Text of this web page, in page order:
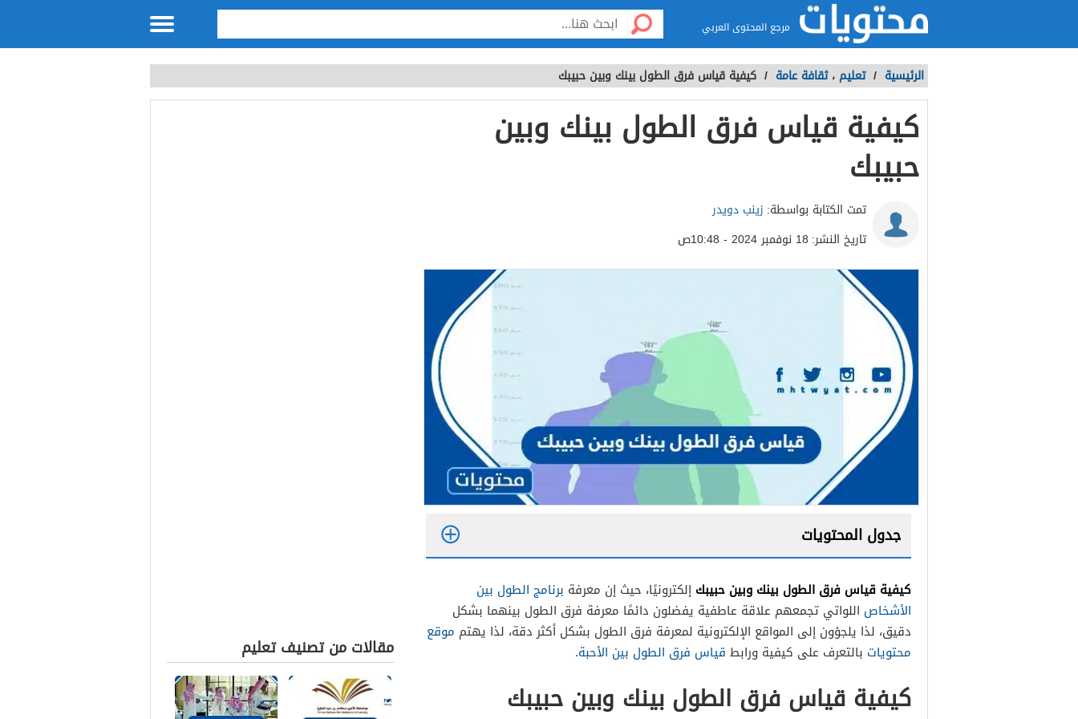
مرجع المحتوى العربي
الرئيسية / تعليم ، ثقافة عامة / كيفية قياس فرق الطول بينك وبين حبيبك
كيفية قياس فرق الطول بينك وبين
حبيبك
تمت الكتابة بواسطة: زينب دويدر
تاريخ النشر: 18 نوفمبر 2024 - 10:48ص
جدول المحتويات
كيفية قياس فرق الطول بينك وبين حبيبك إلكترونيًا، حيث إن معرفة برنامج الطول بين
الأشخاص اللواتي تجمعهم علاقة عاطفية يفضلون دائمًا معرفة فرق الطول بينهما بشكل
دقيق، لذا يلجؤون إلى المواقع الإلكترونية لمعرفة فرق الطول بشكل أكثر دقة، لذا يهتم موقع
محتويات بالتعرف على كيفية ورابط قياس فرق الطول بين الأحبة.
كيفية قياس فرق الطول بينك وبين حبيبك
مقالات من تصنيف تعليم